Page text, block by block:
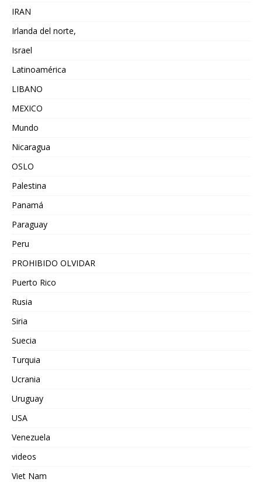
IRAN
Irlanda del norte,
Israel
Latinoamérica
LIBANO
MEXICO
Mundo
Nicaragua
OSLO
Palestina
Panamá
Paraguay
Peru
PROHIBIDO OLVIDAR
Puerto Rico
Rusia
Siria
Suecia
Turquia
Ucrania
Uruguay
USA
Venezuela
videos
Viet Nam